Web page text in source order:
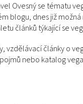
Ovesný se tématu
blogu, dnes již
článků týkající se
vzdělávací články o
nebo katalog